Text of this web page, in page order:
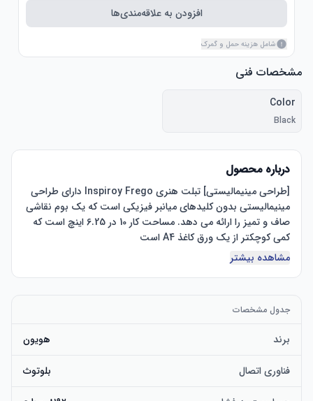
افزودن به علاقه‌مندی‌ها
شامل هزینه حمل و گمرک
مشخصات فنی
Color
Black
درباره محصول
باریک PW550S عرضه می‌شود که دارای قطر 9.5 میلی‌متر و فاصله
مشاهده بیشتر
جدول مشخصات
برند هویون
فناوری اتصال بلوتوث